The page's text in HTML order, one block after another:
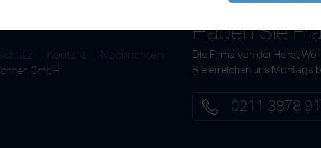
Kontakt Nachrichten
GmbH
Haben Sie
Die Firma Van der Horst
Sie erreichen uns Montags
0211 3878